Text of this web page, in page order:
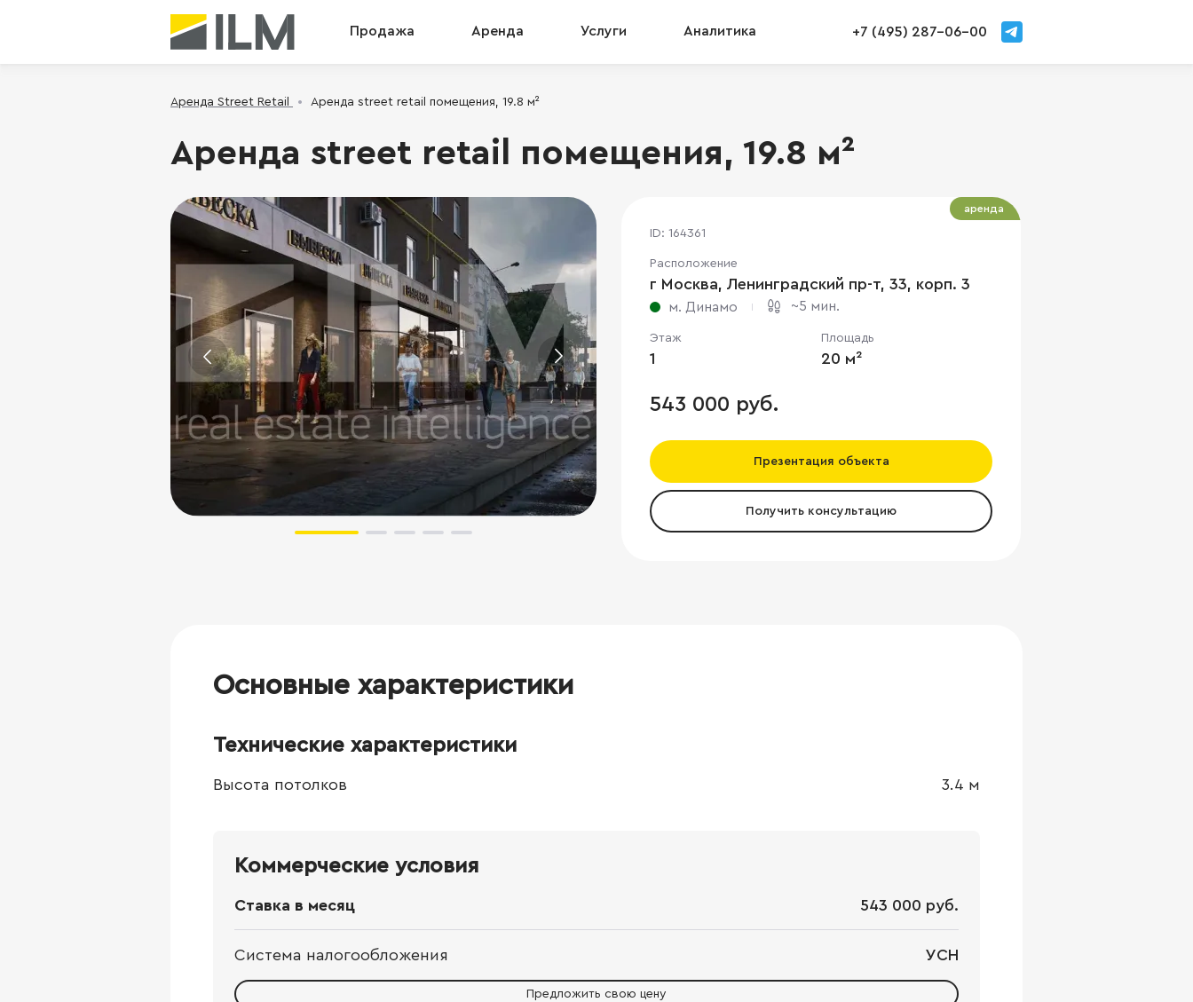
Продажа Аренда Услуги Аналитика +7 (495) 287-06-00
Аренда Street Retail Аренда street retail помещения, 19.8 м²
Аренда street retail помещения, 19.8 м²
ID: 164361
Расположение
г Москва, Ленинградский пр-т, 33, корп. 3
м. Динамо ~5 мин.
Этаж
1
Площадь
20 м²
543 000 руб.
Презентация объекта
Получить консультацию
аренда
Основные характеристики
Технические характеристики
Высота потолков 3.4 м
Коммерческие условия
Ставка в месяц 543 000 руб.
Система налогообложения УСН
Предложить свою цену